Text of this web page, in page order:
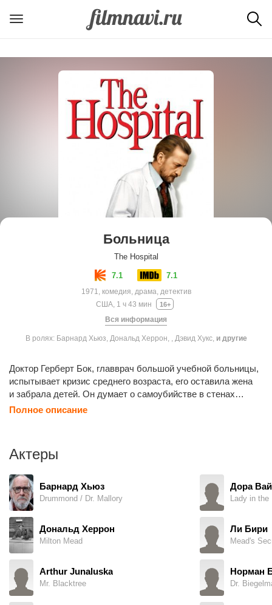
Больница
The Hospital
7.1 7.1
1971, комедия, драма, детектив
США, 1 ч 43 мин
16+
Вся информация
В ролях: Барнард Хьюз, Дональд Херрон, , Дэвид Хукс, и другие
Доктор Герберт Бок, главврач большой учебной больницы,
испытывает кризис среднего возраста, его оставила жена
и забрала детей. Он думает о самоубийстве в стенах
больницы и наталкивается на череду якобы несчастных
те отделения хирургии — и в итоге оказываются в списке
не думает о самоубийстве, а пытается разгадать загадку:
как сделать так, чтобы ряд смертельных случаев среди
докторов и штата больницы выглядел случайным.
Полное описание
Актеры
Барнард Хьюз
Drummond / Dr. Mallory
Дональд Херрон
Milton Mead
Arthur Junaluska
Mr. Blacktree
Дора
Lady in the
Ли Бири
Mead's
Норман
Dr.